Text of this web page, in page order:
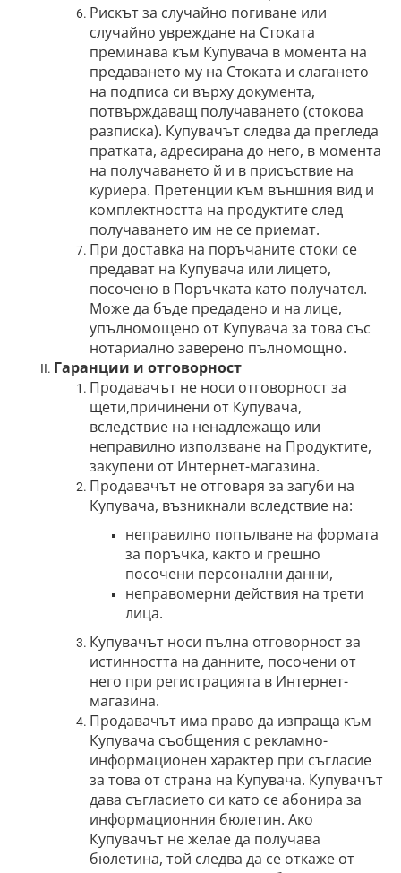
Рискът за случайно погиване или
случайно увреждане на Стоката
преминава към Купувача в момента на
предаването му на Стоката и слагането
на подписа си върху документа,
потвърждаващ получаването (стокова
разписка). Купувачът следва да прегледа
пратката, адресирана до него, в момента
на получаването й и в присъствие на
куриера. Претенции към външния вид и
комплектността на продуктите след
получаването им не се приемат.
При доставка на поръчаните стоки се
предават на Купувача или лицето,
посочено в Поръчката като получател.
Може да бъде предадено и на лице,
упълномощено от Купувача за това със
нотариално заверено пълномощно.
Гаранции и отговорност
Продавачът не носи отговорност за
щети,причинени от Купувача,
вследствие на ненадлежащо или
неправилно използване на Продуктите,
закупени от Интернет-магазина.
Продавачът не отговаря за загуби на
Купувача, възникнали вследствие на:
неправилно попълване на формата
за поръчка, както и грешно
посочени персонални данни,
неправомерни действия на трети
лица.
Купувачът носи пълна отговорност за
истинността на данните, посочени от
него при регистрацията в Интернет-
магазина.
Продавачът има право да изпраща към
Купувача съобщения с рекламно-
информационен характер при съгласие
за това от страна на Купувача. Купувачът
дава съгласието си като се абонира за
информационния бюлетин. Ако
Купувачът не желае да получава
бюлетина, той следва да се откаже от